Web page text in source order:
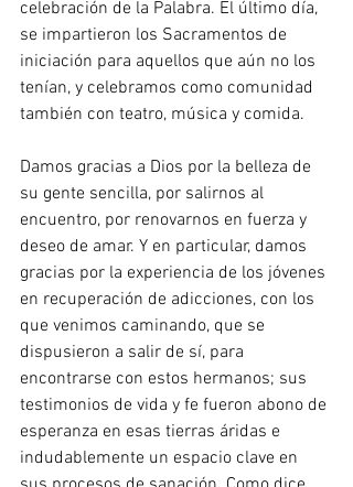
celebración de la Palabra. El último día,
se impartieron los Sacramentos de
iniciación para aquellos que aún no los
tenían, y celebramos como comunidad
también con teatro, música y comida.
Damos gracias a Dios por la belleza de
su gente sencilla, por salirnos al
encuentro, por renovarnos en fuerza y
deseo de amar. Y en particular, damos
gracias por la experiencia de los jóvenes
en recuperación de adicciones, con los
que venimos caminando, que se
dispusieron a salir de sí, para
encontrarse con estos hermanos; sus
testimonios de vida y fe fueron abono de
esperanza en esas tierras áridas e
indudablemente un espacio clave en